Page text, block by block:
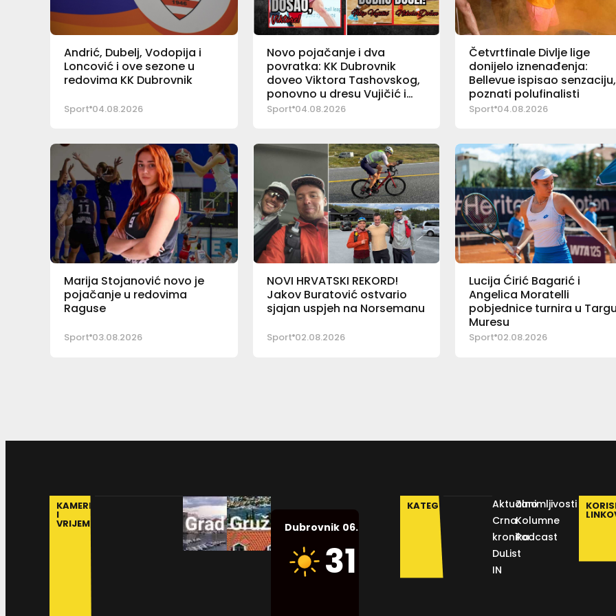
Andrić, Dubelj, Vodopija i
Loncović i ove sezone u
redovima KK Dubrovnik
Sport 04.08.2026
Novo pojačanje i dva
povratka: KK Dubrovnik
doveo Viktora Tashovskog,
ponovno u dresu Vujičić i
Došen
Sport 04.08.2026
Četvrtfinale Divlje lige
donijelo iznenađenja:
Bellevue ispisao senzaciju,
poznati polufinalisti
Sport 04.08.2026
Marija Stojanović novo je
pojačanje u redovima
Raguse
Sport 03.08.2026
NOVI HRVATSKI REKORD!
Jakov Buratović ostvario
sjajan uspjeh na Norsemanu
Sport 02.08.2026
Lucija Ćirić Bagarić i
Angelica Moratelli
pobjednice turnira u
Muresu
Sport 02.08.2026
KAMERE
I
VRIJEME Dubrovnik 06.08.2026.
31
Humidity:
KATEGORIJE
Aktualno
Crna
kronika
DuList
IN
Zanimljivosti
Kolumne
Podcast